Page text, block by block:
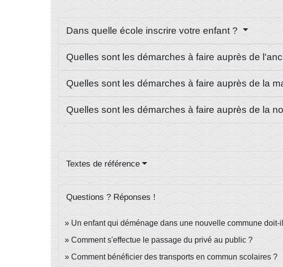
Dans quelle école inscrire votre enfant ?
Quelles sont les démarches à faire auprès de
Quelles sont les démarches à faire auprès de la
Quelles sont les démarches à faire auprès de la
Textes de référence
Questions ? Réponses !
Un enfant qui déménage dans une nouvelle commune doit-
Comment s'effectue le passage du privé au public ?
Comment bénéficier des transports en commun scolaires ?